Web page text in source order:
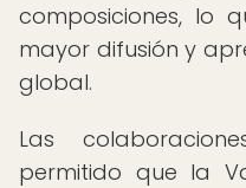
composiciones, lo
mayor difusión y
global.
Las
permitido que la